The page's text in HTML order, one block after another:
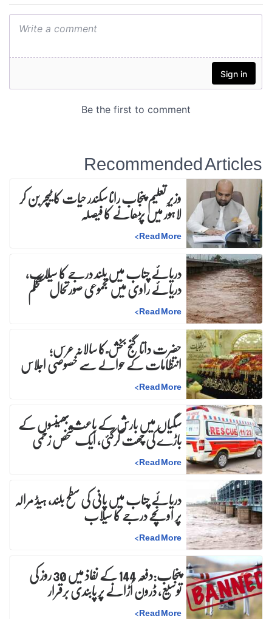
Recommended Articles
وزیرِ تعلیم پنجاب رانا سکندر حیات کا ٹیچر بن کر
لاہور میں پڑھانے کا فیصلہ
Read More
>
دریائے چناب میں بلند درجے کا سیلاب،
دریائے راوی میں مجموعی صورتحال مستحکم
Read More
>
حضرت داتا گنج بخش ؒ کا سالانہ عرس;
انتظامات کے حوالے سے خصوصی اجلاس
Read More
>
سگیاں میں بارش کے باعث بھینسوں کے
باڑے کی چھت گرگئی، ایک شخص زخمی
Read More
>
دریائے چناب میں پانی کی سطح بلند، ہیڈ مرالہ
پر اونچے درجے کا سیلاب
Read More
>
پنجاب:دفعہ 144 کے نفاذ میں 30 روز کیتوسیع، ڈرون اُڑانے پر پابندی برقرار
Read More
>